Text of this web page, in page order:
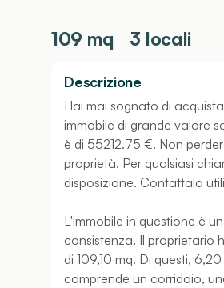
109 mq 3 locali
Descrizione
Hai mai sognato di
immobile di grande valore
è di 55212.75 €. Non
proprietà. Per qualsiasi
disposizione. Contattala
L'immobile in questione è
consistenza. Il proprietario
di 109,10 mq. Di questi,
comprende un corridoio,